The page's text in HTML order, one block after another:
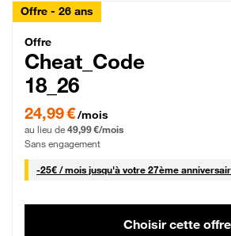
Offre - 26 ans
Cheat_Code
Offre
Cheat_Code
18_26
24,99 € par mois pendant 0 mois puis 49,99 €
24,99 €/mois
au lieu de 49,99 €/mois
Sans engagement
-25€ / mois25 € par mois
jusqu'à votre 27ème
Choisir cette offre